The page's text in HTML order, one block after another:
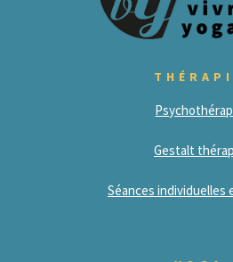
Gestalt
Séances individuelles